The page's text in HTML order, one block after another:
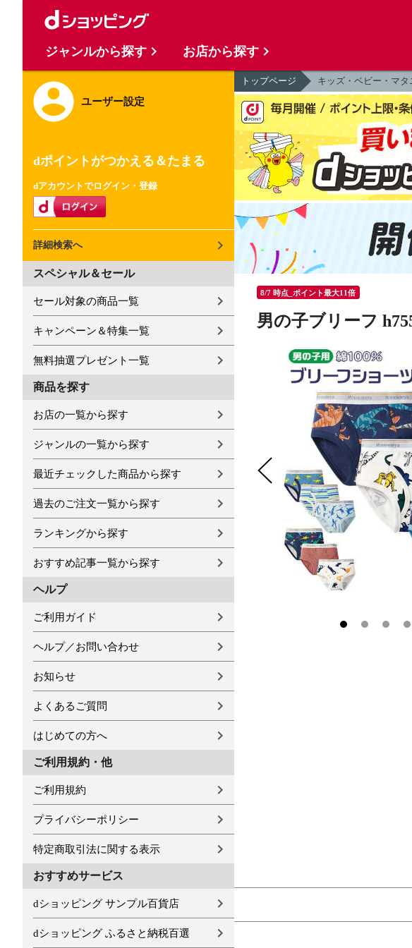
ユーザー設定
dポイントがつかえる＆たまる
dアカウントでログイン・登録
詳細検索へ
スペシャル＆セール
セール対象の商品一覧
キャンペーン＆特集一覧
無料抽選プレゼント一覧
商品を探す
お店の一覧から探す
ジャンルの一覧から探す
最近チェックした商品から探す
過去のご注文一覧から探す
ランキングから探す
おすすめ記事一覧から探す
ヘルプ
ご利用ガイド
ヘルプ／お問い合わせ
お知らせ
よくあるご質問
はじめての方へ
ご利用規約・他
ご利用規約
プライバシーポリシー
特定商取引法に関する表示
おすすめサービス
dショッピング サンプル百貨店
dショッピング ふるさと納税百選
トップページ キッズ・ベビー・マタ
8/7 時点_ポイント最大11倍
男の子ブリーフ
ジャンルから探す お店から探す